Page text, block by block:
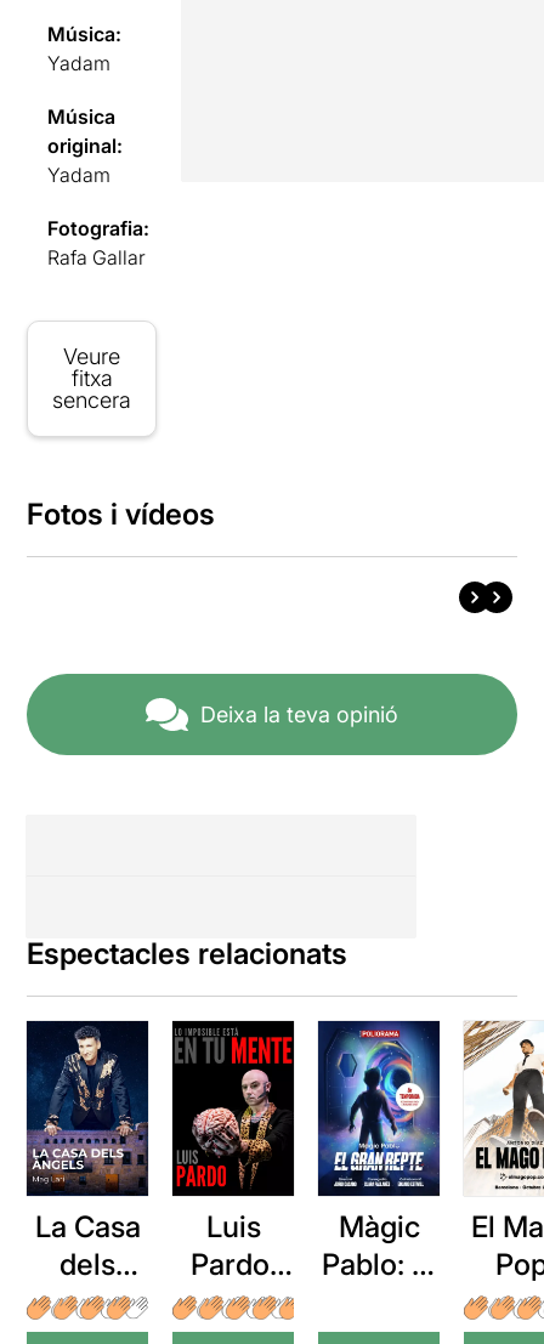
Música:
Yadam
Música
original:
Yadam
Fotografia:
Rafa Gallar
Veure
fitxa
sencera
Fotos i vídeos
Deixa la teva opinió
Espectacles relacionats
La Casa
dels
Àngels
Luis
Pardo:
En tu
Màgic
Pablo: El
El